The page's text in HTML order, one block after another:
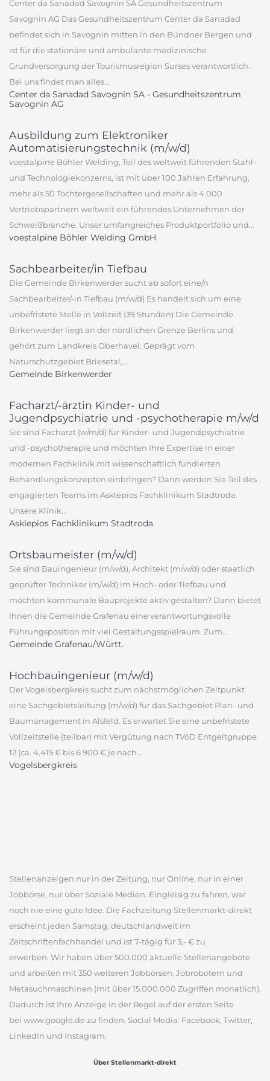
Center da Sanadad Savognin SA Gesundheitszentrum
Savognin AG Das Gesundheitszentrum Center da Sanadad
befindet sich in Savognin mitten in den Bündner Bergen und
ist für die stationäre und ambulante medizinische
Grundversorgung der Tourismusregion Surses verantwortlich.
Bei uns findet man alles...
Center da Sanadad Savognin SA - Gesundheitszentrum
Savognin AG
Ausbildung zum Elektroniker
Automatisierungstechnik (m/w/d)
voestalpine Böhler Welding, Teil des weltweit führenden Stahl-
und Technologiekonzerns, ist mit über 100 Jahren Erfahrung,
mehr als 50 Tochtergesellschaften und mehr als 4.000
Vertriebspartnern weltweit ein führendes Unternehmen der
Schweißbranche. Unser umfangreiches Produktportfolio und...
voestalpine Böhler Welding GmbH
Sachbearbeiter/in Tiefbau
Die Gemeinde Birkenwerder sucht ab sofort eine/n
Sachbearbeiter/-in Tiefbau (m/w/d) Es handelt sich um eine
unbefristete Stelle in Vollzeit (39 Stunden) Die Gemeinde
Birkenwerder liegt an der nördlichen Grenze Berlins und
gehört zum Landkreis Oberhavel. Geprägt vom
Naturschutzgebiet Briesetal,...
Gemeinde Birkenwerder
Facharzt/-ärztin Kinder- und
Jugendpsychiatrie und -psychotherapie m/w/d
Sie sind Facharzt (w/m/d) für Kinder- und Jugendpsychiatrie
und -psychotherapie und möchten Ihre Expertise in einer
modernen Fachklinik mit wissenschaftlich fundierten
Behandlungskonzepten einbringen? Dann werden Sie Teil des
engagierten Teams im Asklepios Fachklinikum Stadtroda.
Unsere Klinik...
Asklepios Fachklinikum Stadtroda
Ortsbaumeister (m/w/d)
Sie sind Bauingenieur (m/w/d), Architekt (m/w/d) oder staatlich
geprüfter Techniker (m/w/d) im Hoch- oder Tiefbau und
möchten kommunale Bauprojekte aktiv gestalten? Dann bietet
Ihnen die Gemeinde Grafenau eine verantwortungsvolle
Führungsposition mit viel Gestaltungsspielraum. Zum...
Gemeinde Grafenau/Württ.
Hochbauingenieur (m/w/d)
Der Vogelsbergkreis sucht zum nächstmöglichen Zeitpunkt
eine Sachgebietsleitung (m/w/d) für das Sachgebiet Plan- und
Baumanagement in Alsfeld. Es erwartet Sie eine unbefristete
Vollzeitstelle (teilbar) mit Vergütung nach TVöD Entgeltgruppe
12 (ca. 4.415 € bis 6.900 € je nach...
Vogelsbergkreis
Stellenanzeigen nur in der Zeitung, nur Online, nur in einer
Jobbörse, nur über Soziale Medien. Eingleisig zu fahren, war
noch nie eine gute Idee. Die Fachzeitung Stellenmarkt-direkt
erscheint jeden Samstag, deutschlandweit im
Zeitschriftenfachhandel und ist 7-tägig für 3,- € zu
erwerben. Wir haben über 500.000 aktuelle Stellenangebote
und arbeiten mit 350 weiteren Jobbörsen, Jobrobotern und
Metasuchmaschinen (mit über 15.000.000 Zugriffen monatlich).
Dadurch ist Ihre Anzeige in der Regel auf der ersten Seite
bei www.google.de zu finden. Social Media: Facebook, Twitter,
LinkedIn und Instagram.
Über Stellenmarkt-direkt